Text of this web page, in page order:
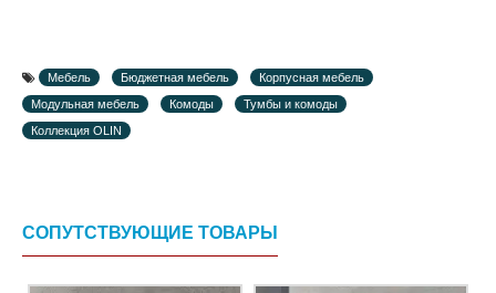
Мебель Бюджетная мебель
Корпусная мебель
Модульная мебель
Комоды
Тумбы и комоды
Коллекция OLIN
СОПУТСТВУЮЩИЕ ТОВАРЫ